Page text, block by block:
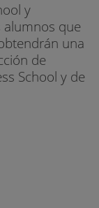
y
alumnos que
una
de
School y de